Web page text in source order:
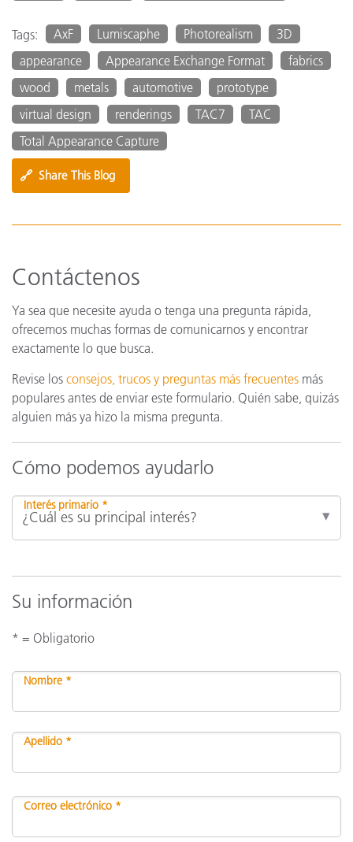
Tags: AxF Lumiscaphe Photorealism
3D
appearance
Appearance Exchange Format
fabrics
wood
metals automotive
prototype
virtual design
renderings TAC7
TAC
Total Appearance Capture
🔗 Share This Blog
Contáctenos
Ya sea que necesite ayuda o tenga una pregunta rápida,
ofrecemos muchas formas de comunicarnos y encontrar
exactamente lo que busca.
Revise los consejos, trucos y preguntas más frecuentes más
populares antes de enviar este formulario. Quién sabe, quizás
alguien más ya hizo la misma pregunta.
Cómo podemos ayudarlo
Interés primario *
Su información
* = Obligatorio
Nombre *
Apellido *
Correo electrónico *